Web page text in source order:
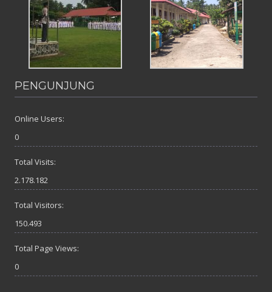
PENGUNJUNG
Online Users:
0
Total Visits:
2.178.182
Total Visitors:
150.493
Total Page Views:
0